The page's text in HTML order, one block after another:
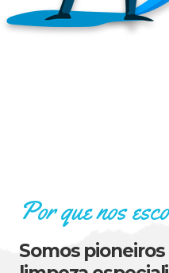
Por que nos
Somos